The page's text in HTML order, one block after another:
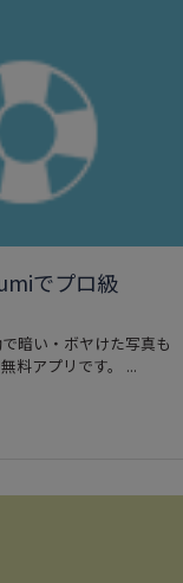
でプロ級
暗い・ボヤけた写真も
料アプリです。 ...